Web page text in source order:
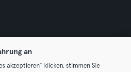
GmbH. All rights reserved.
an
akzeptieren“ klicken, stimmen Sie